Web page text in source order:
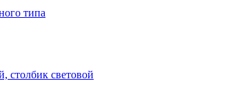
типа
столбик световой